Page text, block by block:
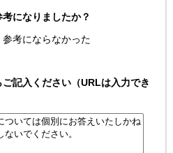
になりましたか？
参考にならなかった
記入ください（URLは入力でき